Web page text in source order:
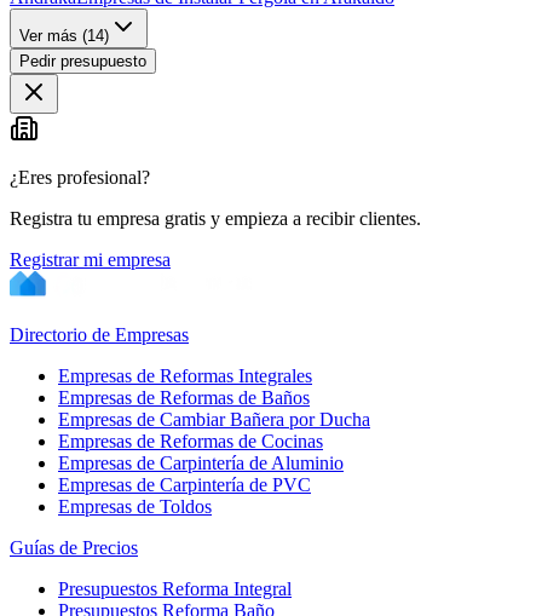
Ver más (14)
Pedir presupuesto
¿Eres profesional?
Registra tu empresa gratis y empieza a recibir clientes.
Registrar mi empresa
Directorio de Empresas
Empresas de Reformas Integrales
Empresas de Reformas de Baños
Empresas de Cambiar Bañera por Ducha
Empresas de Reformas de Cocinas
Empresas de Carpintería de Aluminio
Empresas de Carpintería de PVC
Empresas de Toldos
Guías de Precios
Presupuestos Reforma Integral
Presupuestos Reforma Baño